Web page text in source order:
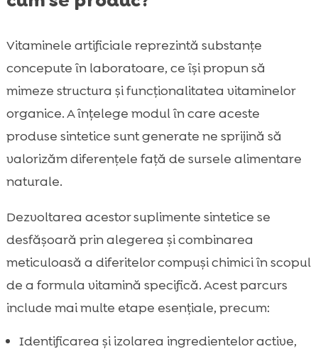
Vitaminele artificiale reprezintă substanțe
concepute în laboratoare, ce își propun să
mimeze structura și funcționalitatea vitaminelor
organice. A înțelege modul în care aceste
produse sintetice sunt generate ne sprijină să
valorizăm diferențele față de sursele alimentare
naturale.
Dezvoltarea acestor suplimente sintetice se
desfășoară prin alegerea și combinarea
meticuloasă a diferitelor compuși chimici în scopul
de a formula vitamină specifică. Acest parcurs
include mai multe etape esențiale, precum:
Identificarea și izolarea ingredientelor active,